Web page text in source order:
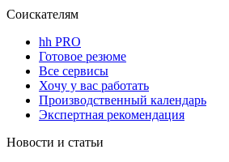
Соискателям
hh PRO
Готовое резюме
Все сервисы
Хочу у вас работать
Производственный календарь
Экспертная рекомендация
Новости и статьи